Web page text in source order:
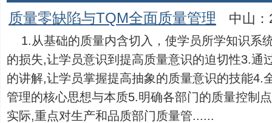
质量零缺陷与TQM全面质量管理 中山
1.从基础的质量内含切入，使学员所学知识系
的损失,让学员意识到提高质量意识的迫切性3.通
的讲解,让学员掌握提高抽象的质量意识的技能4.
管理的核心思想与本质5.明确各部门的质量控制
实际,重点对生产和品质部门质量管......